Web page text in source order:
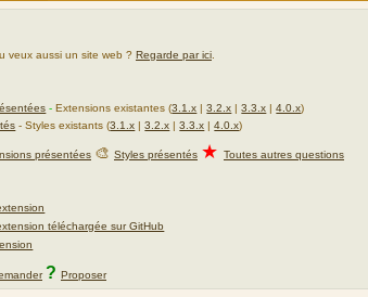
veux aussi un site web ? Regarde par ici
-Extensions existantes (3.1.x |3.2.x |3.3.x |4.0.x)
- Styles existants (3.1.x |3.2.x |3.3.x |4.0.x)
présentées 🎨 Styles présentés ★ Toutes autres questions
téléchargée sur GitHub
? Proposer